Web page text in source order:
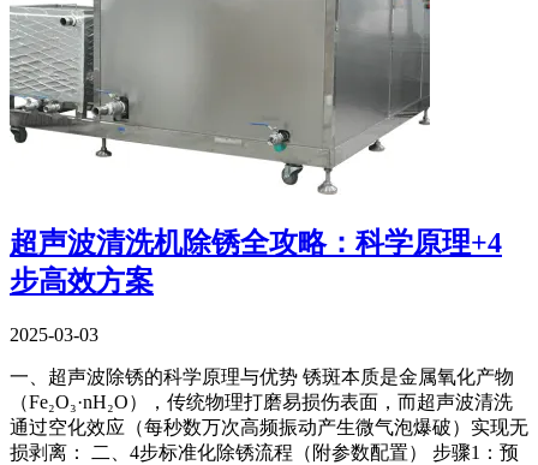
超声波清洗机除锈全攻略：科学原理+4
步高效方案
2025-03-03
一、超声波除锈的科学原理与优势 锈斑本质是金属氧化产物
（Fe₂O₃·nH₂O），传统物理打磨易损伤表面，而超声波清洗
通过空化效应（每秒数万次高频振动产生微气泡爆破）实现无
损剥离： 二、4步标准化除锈流程（附参数配置） 步骤1：预